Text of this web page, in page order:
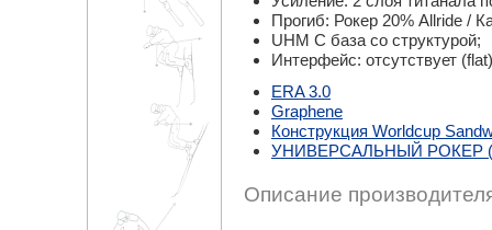
Прогиб: Рокер 20% Allride /
UHM C база со структурой;
Интерфейс: отсутствует (flat)
ERA 3.0
Graphene
Конструкция Worldcup
УНИВЕРСАЛЬНЫЙ РОКЕР
Описание